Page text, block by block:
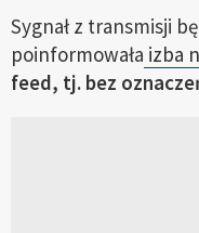
Sygnał z transmisji
poinformowała izba
feed, tj. bez